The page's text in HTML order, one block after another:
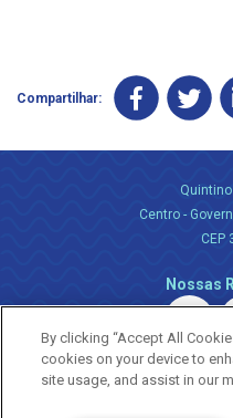
Compartilhar:
Centro -
CEP
Nossas
By clicking “Accept All
cookies on your device to
site usage, and assist in our